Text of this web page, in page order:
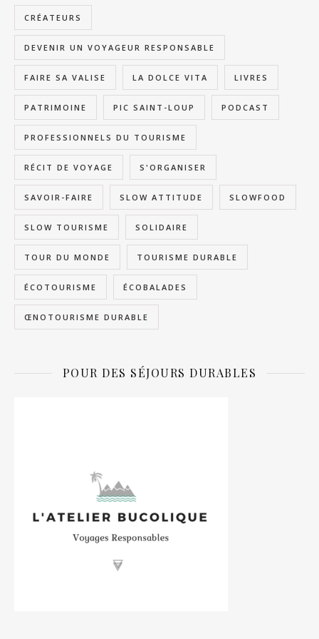
CRÉATEURS
DEVENIR UN VOYAGEUR RESPONSABLE
FAIRE SA VALISE LA DOLCE VITA LIVRES
PATRIMOINE PIC SAINT-LOUP PODCAST
PROFESSIONNELS DU TOURISME
RÉCIT DE VOYAGE S'ORGANISER
SAVOIR-FAIRE SLOW ATTITUDE SLOWFOOD
SLOW TOURISME SOLIDAIRE
TOUR DU MONDE TOURISME DURABLE
ÉCOTOURISME ÉCOBALADES
ŒNOTOURISME DURABLE
POUR DES SÉJOURS DURABLES